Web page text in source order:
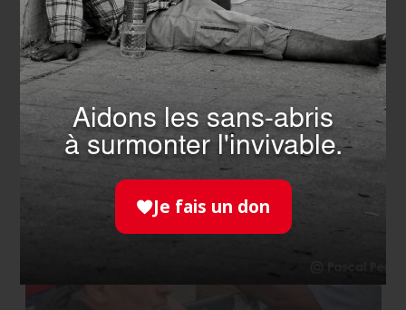
La maraude pédestre de Clichy
fête son premier anniversaire !
EN SAVOIR PLUS
Aidons les sans-abris
à surmonter l'invivable.
Je fais un don